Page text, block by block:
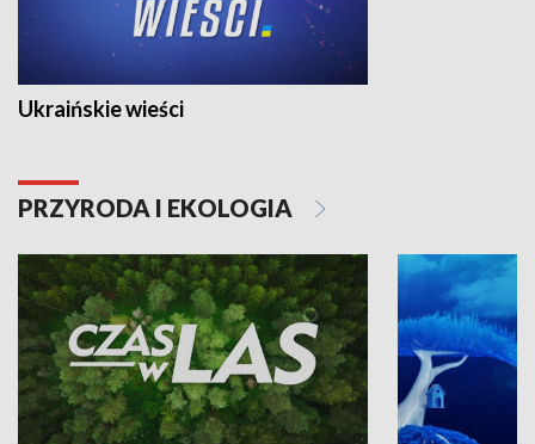
Ukraińskie wieści
PRZYRODA I EKOLOGIA